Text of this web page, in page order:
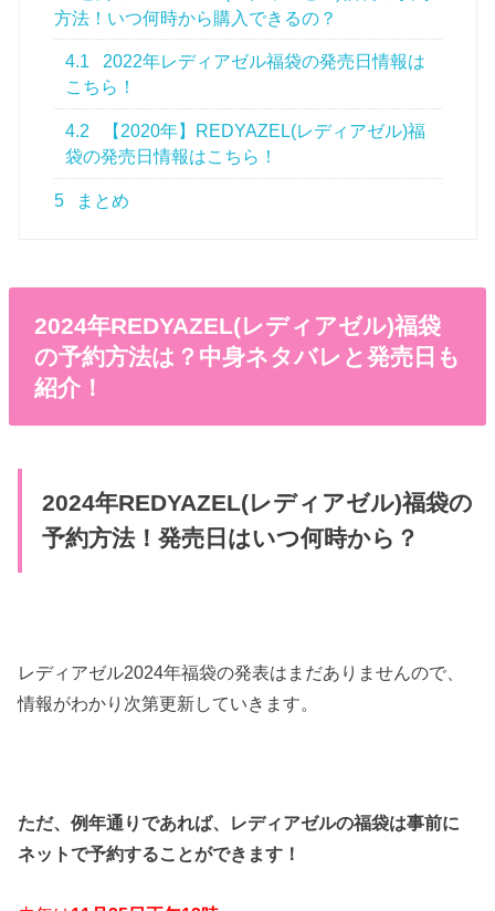
方法！いつ何時から購入できるの？
4.1
2022年レディアゼル福袋の発売日情報は
こちら！
4.2
【2020年】REDYAZEL(レディアゼル)福
袋の発売日情報はこちら！
5 まとめ
2024年REDYAZEL(レディアゼル)福袋
の予約方法は？中身ネタバレと発売日も
紹介！
2024年REDYAZEL(レディアゼル)福袋の
予約方法！発売日はいつ何時から？
レディアゼル2024年福袋の発表はまだありませんので、
情報がわかり次第更新していきます。
ただ、例年通りであれば、レディアゼルの福袋は事前に
ネットで予約することができます！